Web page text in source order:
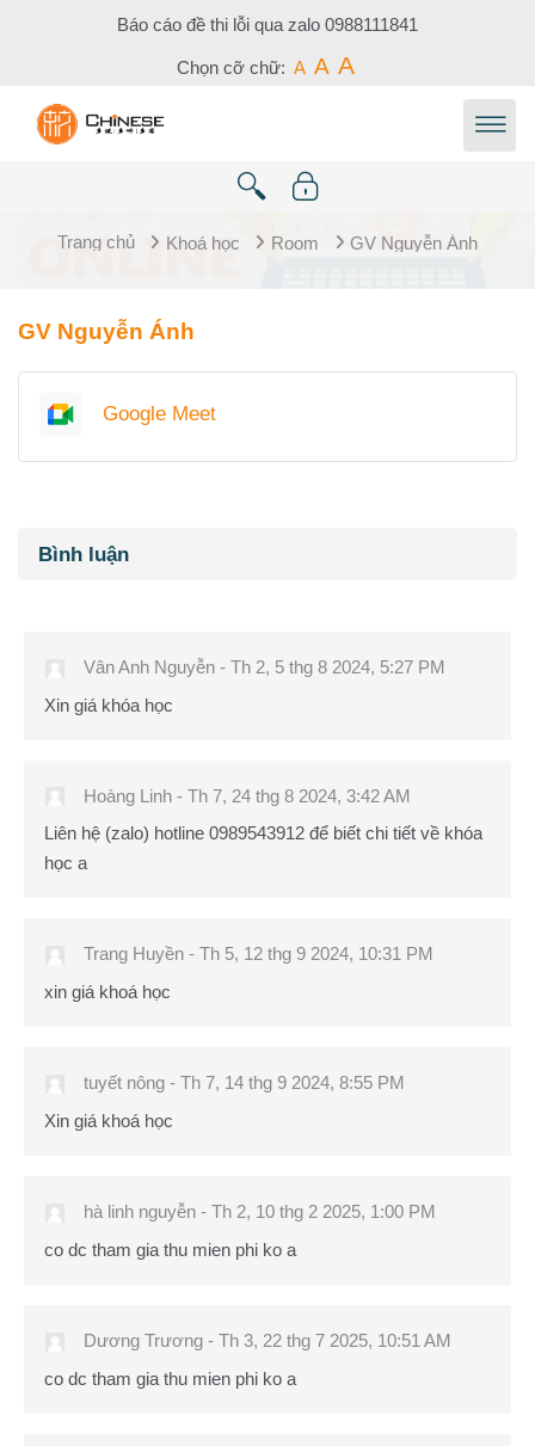
Chuyển tới nội dung chính
Báo cáo đề thi lỗi qua zalo 0988111841
Chọn cỡ chữ: A A A
Trang chủ Khoá học Room GV Nguyễn Ánh
Tổng quan các chủ đề
GV Nguyễn Ánh
Google MeetGoogle Meet™ for Moodle
Các khối
Bỏ qua Bình luận
Bình luận
Vân Anh Nguyễn- Th 2, 5 thg 8 2024, 5:27 PM
Xin giá khóa học
Hoàng Linh- Th 7, 24 thg 8 2024, 3:42 AM
Liên hệ (zalo) hotline 0989543912 để biết chi tiết về khóa
học a
Trang Huyền- Th 5, 12 thg 9 2024, 10:31 PM
xin giá khoá học
tuyết nông- Th 7, 14 thg 9 2024, 8:55 PM
Xin giá khoá học
hà linh nguyễn- Th 2, 10 thg 2 2025, 1:00 PM
co dc tham gia thu mien phi ko a
Dương Trương- Th 3, 22 thg 7 2025, 10:51 AM
co dc tham gia thu mien phi ko a